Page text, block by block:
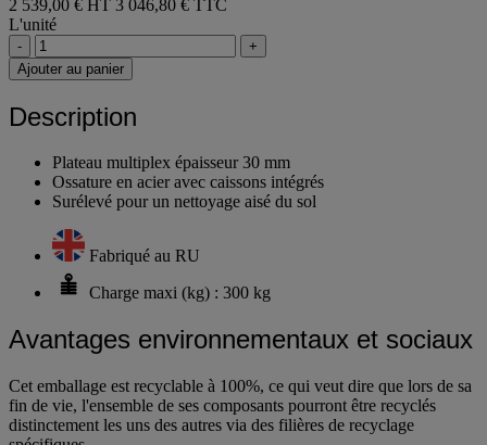
2 539,00 € HT 3 046,80 € TTC
L'unité
-
+
Ajouter au panier
Description
Plateau multiplex épaisseur 30 mm
Ossature en acier avec caissons intégrés
Surélevé pour un nettoyage aisé du sol
Fabriqué au RU
Charge maxi (kg) : 300 kg
Avantages environnementaux et sociaux
Cet emballage est recyclable à 100%, ce qui veut dire que lors de sa
fin de vie, l'ensemble de ses composants pourront être recyclés
distinctement les uns des autres via des filières de recyclage